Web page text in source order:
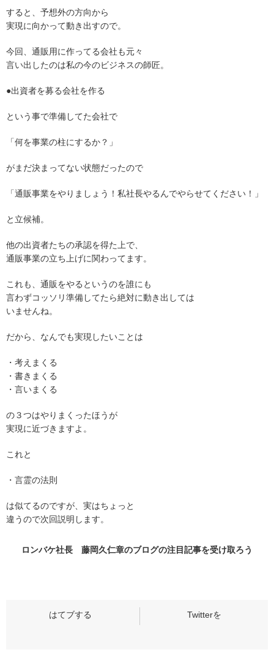
すると、予想外の方向から
実現に向かって動き出すので。
今回、通販用に作ってる会社も元々
言い出したのは私の今のビジネスの師匠。
●出資者を募る会社を作る
という事で準備してた会社で
「何を事業の柱にするか？」
がまだ決まってない状態だったので
「通販事業をやりましょう！私社長やるんでやらせてください！」
と立候補。
他の出資者たちの承認を得た上で、
通販事業の立ち上げに関わってます。
これも、通販をやるというのを誰にも
言わずコッソリ準備してたら絶対に動き出しては
いませんね。
だから、なんでも実現したいことは
・考えまくる
・書きまくる
・言いまくる
の３つはやりまくったほうが
実現に近づきますよ。
これと
・言霊の法則
は似てるのですが、実はちょっと
違うので次回説明します。
ロンバケ社長 藤岡久仁章のブログの注目記事を受け取ろう